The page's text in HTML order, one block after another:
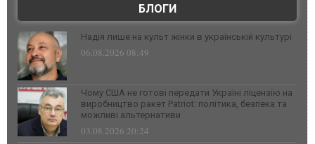
БЛОГИ
Надія лише на культ жінки в українській культурі
06.08.2026 08:49
Чому США не готові передати Україні ліцензію на
виробництво ракет Patriot: політика, безпека та
можливі альтернативи
03.08.2026 20:24